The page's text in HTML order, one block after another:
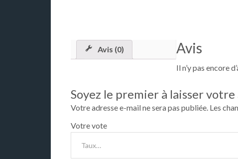
Avis (0) Avis
Il n’y pas encore
Soyez le premier à laisser
Votre adresse e-mail ne sera pas publiée. Les
Votre vote